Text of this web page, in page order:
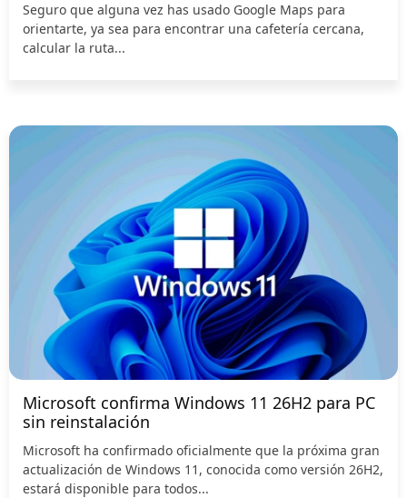
Seguro que alguna vez has usado Google Maps para
orientarte, ya sea para encontrar una cafetería cercana,
calcular la ruta...
Microsoft confirma Windows 11 26H2 para PC
sin reinstalación
Microsoft ha confirmado oficialmente que la próxima gran
actualización de Windows 11, conocida como versión 26H2,
estará disponible para todos...